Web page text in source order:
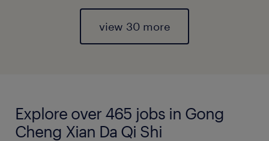
view 30 more
Explore over 465 jobs in Gong
Cheng Xian Da Qi Shi